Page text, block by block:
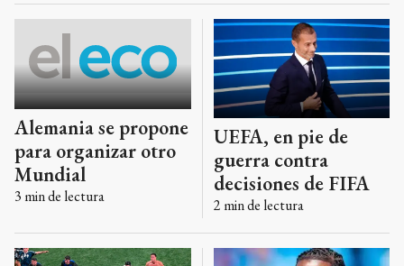
Alemania se propone
para organizar otro
Mundial
3 min de lectura
UEFA, en pie de
guerra contra
decisiones de FIFA
2 min de lectura